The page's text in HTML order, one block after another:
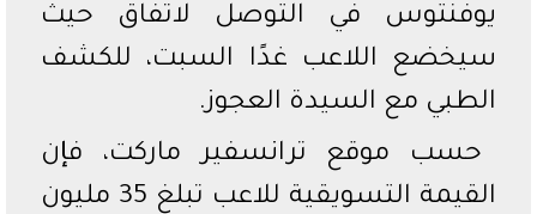
يوفنتوس في التوصل لاتفاق حيث
سيخضع اللاعب غدًا السبت، للكشف
الطبي مع السيدة العجوز.
حسب موقع ترانسفير ماركت، فإن
القيمة التسويقية للاعب تبلغ 35 مليون